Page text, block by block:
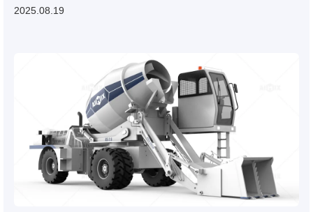
2025.08.19